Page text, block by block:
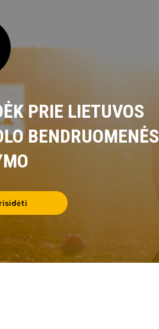
PRIE LIETUVOS
BENDRUOMENĖS